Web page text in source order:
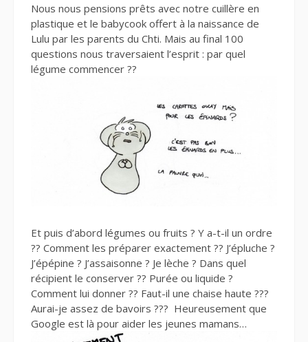
Nous nous pensions prêts avec notre cuillère en
plastique et le babycook offert à la naissance de
Lulu par les parents du Chti. Mais au final 100
questions nous traversaient l’esprit : par quel
légume commencer ??
Et puis d’abord légumes ou fruits ? Y a-t-il un ordre
?? Comment les préparer exactement ?? J’épluche ?
J’épépine ? J’assaisonne ? Je lèche ? Dans quel
récipient le conserver ?? Purée ou liquide ?
Comment lui donner ?? Faut-il une chaise haute ???
Aurai-je assez de bavoirs ??? Heureusement que
Google est là pour aider les jeunes mamans…